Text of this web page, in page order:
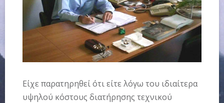
Είχε παρατηρηθεί ότι είτε λόγω του ιδιαίτερα
υψηλού κόστους διατήρησης τεχνικού